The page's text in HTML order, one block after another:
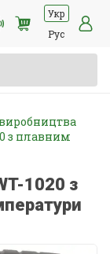
Укр
Рус
з плавним
1020 з